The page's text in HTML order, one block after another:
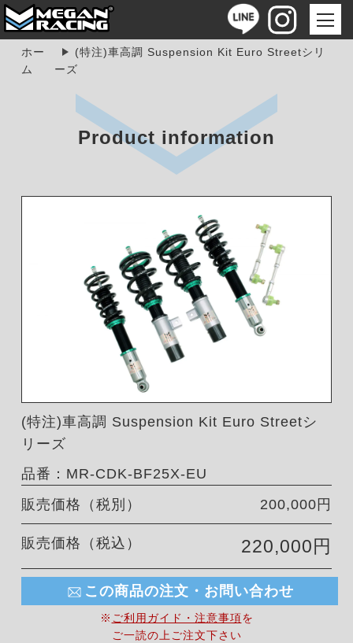
ホー
ム
(特注)車高調 Suspension Kit Euro Streetシリ
ーズ
Product information
(特注)車高調 Suspension Kit Euro Streetシ
リーズ
品番：MR-CDK-BF25X-EU
販売価格（税別）
200,000円
販売価格（税込） 220,000円
この商品の注文・お問い合わせ
※ ご利用ガイド・注意事項を
ご一読の上ご注文下さい